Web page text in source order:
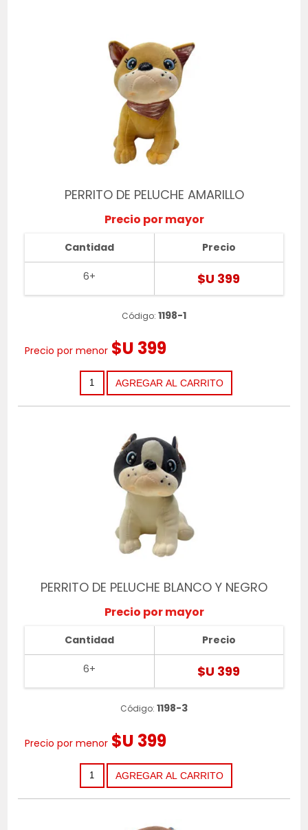
PERRITO DE PELUCHE AMARILLO
Precio por mayor
Cantidad
6+
Precio
$U 399
Código: 1198-1
Precio por menor $U 399
PERRITO DE PELUCHE BLANCO Y NEGRO
Precio por mayor
Cantidad
6+
Precio
$U 399
Código: 1198-3
Precio por menor $U 399